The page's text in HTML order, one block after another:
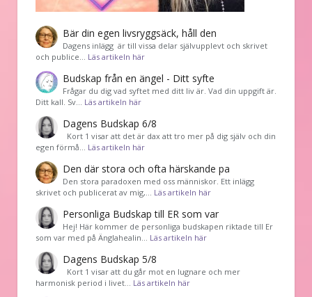
Bär din egen livsryggsäck, håll den
Dagens inlägg är till vissa delar självupplevt och skrivet
och publice… Läs artikeln här
Budskap från en ängel - Ditt syfte
Frågar du dig vad syftet med ditt liv är. Vad din uppgift är.
Ditt kall. Sv… Läs artikeln här
Dagens Budskap 6/8
Kort 1 visar att det är dax att tro mer på dig själv och din
egen förmå… Läs artikeln här
Den där stora och ofta härskande pa
Den stora paradoxen med oss människor. Ett inlägg
skrivet och publicerat av mig,… Läs artikeln här
Personliga Budskap till ER som var
Hej! Här kommer de personliga budskapen riktade till Er
som var med på Änglahealin… Läs artikeln här
Dagens Budskap 5/8
Kort 1 visar att du går mot en lugnare och mer
harmonisk period i livet… Läs artikeln här